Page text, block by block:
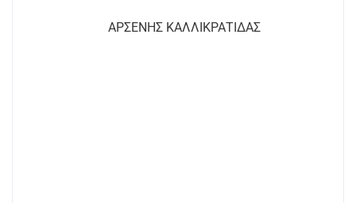
ΑΡΣΕΝΗΣ ΚΑΛΛΙΚΡΑΤΙΔΑΣ